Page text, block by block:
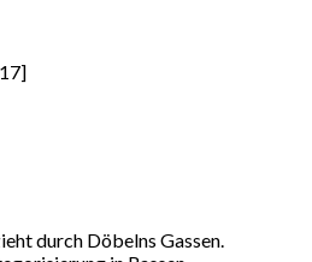
durch Döbelns Gassen.